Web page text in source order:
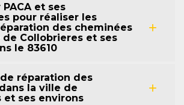
et ses
pour réaliser les
des cheminées
de Collobrieres et ses
le 83610
réparation des
la ville de
et ses environs